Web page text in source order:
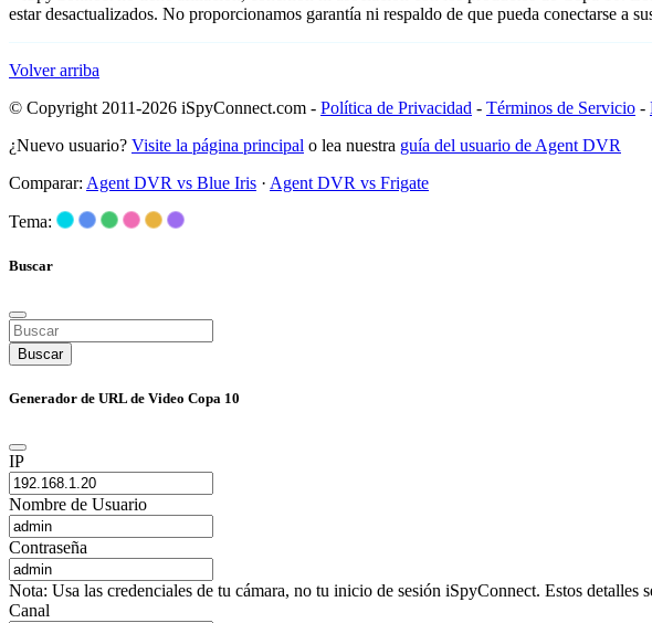
estar desactualizados. No proporcionamos garantía ni respaldo de que pueda conectarse a
Volver arriba
© Copyright 2011-2026 iSpyConnect.com - Política de Privacidad - Términos de Servicio -
¿Nuevo usuario? Visite la página principal o lea nuestra guía del usuario de Agent DVR
Comparar: Agent DVR vs Blue Iris · Agent DVR vs Frigate
Tema:
Buscar
Buscar
Generador de URL de Video Copa 10
IP
Nombre de Usuario
Contraseña
Nota: Usa las credenciales de tu cámara, no tu inicio de sesión iSpyConnect. Estos
Canal